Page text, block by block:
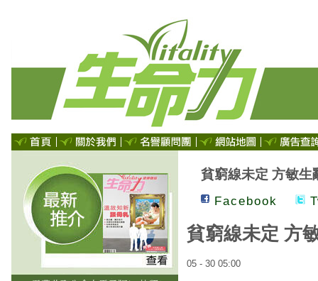
貧窮線未定 方敏生
Facebook
貧窮線未定 方
05 - 30 05:00